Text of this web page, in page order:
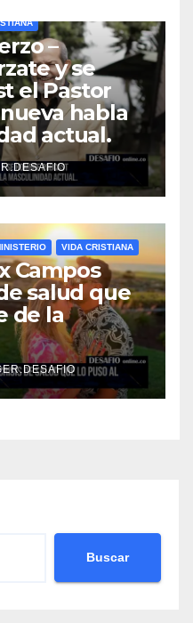
–
y se
el Pastor
habla
actual.
VIDA CRISTIANA
Campos
salud que
de la
Buscar